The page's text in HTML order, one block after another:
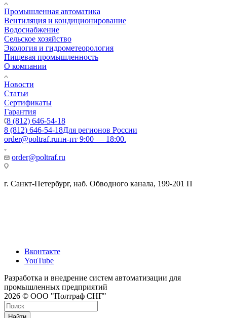
Промышленная автоматика
Вентиляция и кондиционирование
Водоснабжение
Сельское хозяйство
Экология и гидрометеорология
Пищевая промышленность
О компании
Новости
Статьи
Сертификаты
Гарантия
8 (812) 646-54-18
8 (812) 646-54-18Для регионов России
order@poltraf.ruпн-пт 9:00 — 18:00.
order@poltraf.ru
г. Санкт-Петербург, наб. Обводного канала, 199-201 П
Вконтакте
YouTube
Разработка и внедрение систем автоматизации для
промышленных предприятий
2026 © ООО "Полтраф СНГ"